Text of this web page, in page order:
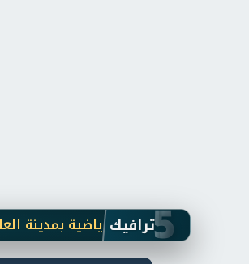
5ترافيك
الأنشطة الرياضية بمدينة